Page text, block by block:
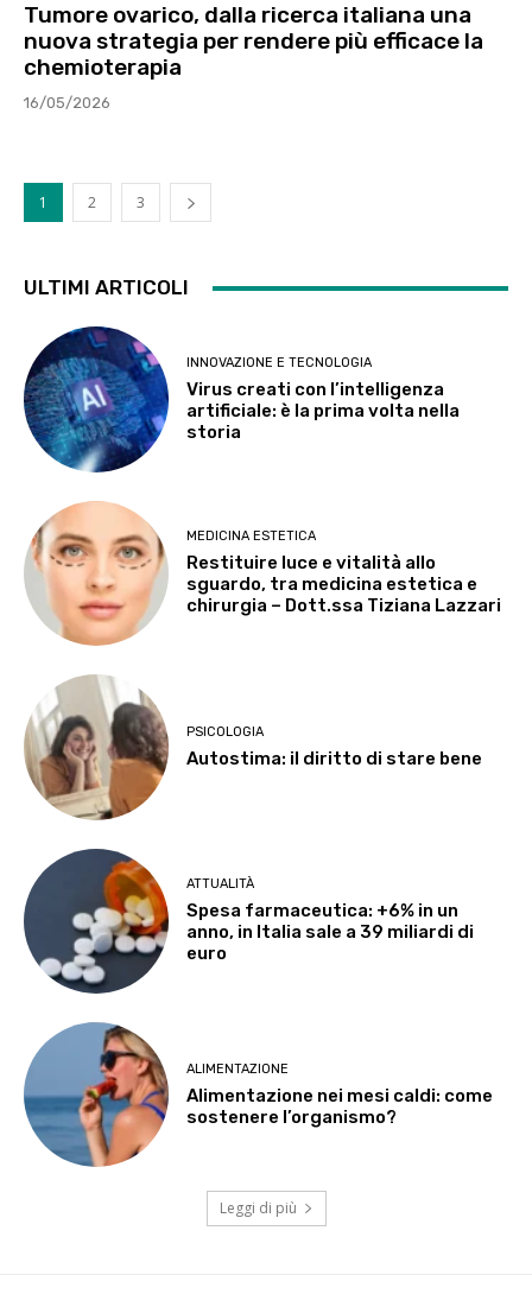
Tumore ovarico, dalla ricerca italiana una
nuova strategia per rendere più efficace la
chemioterapia
16/05/2026
1 2 3
ULTIMI ARTICOLI
INNOVAZIONE E TECNOLOGIA
Virus creati con l’intelligenza
artificiale: è la prima volta nella
storia
MEDICINA ESTETICA
Restituire luce e vitalità allo
sguardo, tra medicina estetica e
chirurgia – Dott.ssa Tiziana Lazzari
PSICOLOGIA
Autostima: il diritto di stare bene
ATTUALITÀ
Spesa farmaceutica: +6% in un
anno, in Italia sale a 39 miliardi di
euro
ALIMENTAZIONE
Alimentazione nei mesi caldi: come
sostenere l’organismo?
Leggi di più